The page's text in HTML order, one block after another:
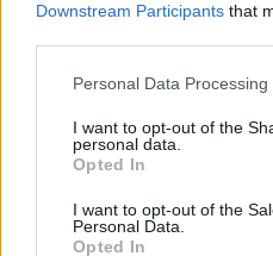
Downstream Participants that
Please note that this website/
not limited to your visit or
grant or deny consent to
use your data for below
consent section.
Personal Data
I want to opt-out of the
personal data.
Opted In
I want to opt-out of the
Personal Data.
Opted In
Kövess minket a
Parc Fermé
1 órája